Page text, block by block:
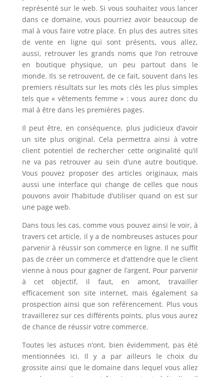
représenté sur le web. Si vous souhaitez vous lancer
dans ce domaine, vous pourriez avoir beaucoup de
mal à vous faire votre place. En plus des autres sites
de vente en ligne qui sont présents, vous allez,
aussi, retrouver les grands noms que l’on retrouve
en boutique physique, un peu partout dans le
monde. Ils se retrouvent, de ce fait, souvent dans les
premiers résultats sur les mots clés les plus simples
tels que « vêtements femme » : vous aurez donc du
mal à être dans les premières pages.
Il peut être, en conséquence, plus judicieux d’avoir
un site plus original. Cela permettra ainsi à votre
client potentiel de rechercher cette originalité qu’il
ne va pas retrouver au sein d’une autre boutique.
Vous pouvez proposer des articles originaux, mais
aussi une interface qui change de celles que nous
pouvons avoir l’habitude d’utiliser quand on est sur
une page web.
Dans tous les cas, comme vous pouvez ainsi le voir, à
travers cet article, il y a de nombreuses astuces pour
parvenir à réussir son commerce en ligne. Il ne suffit
pas de créer un commerce et d’attendre que le client
vienne à nous pour gagner de l’argent. Pour parvenir
à cet objectif, il faut, en amont, travailler
efficacement son site internet, mais également sa
prospection ainsi que son reférencement. Plus vous
travaillerez sur ces différents points, plus vous aurez
de chance de réussir votre commerce.
Toutes les astuces n’ont, bien évidemment, pas été
mentionnées ici. Il y a par ailleurs le choix du
grossite ainsi que le domaine dans lequel vous allez